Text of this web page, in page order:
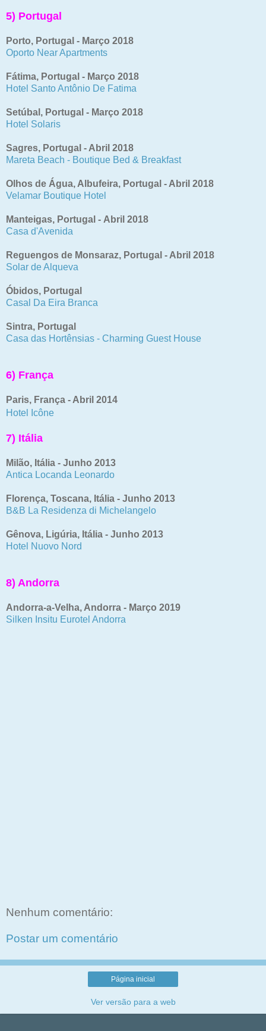
5) Portugal
Porto, Portugal - Março 2018
Oporto Near Apartments
Fátima, Portugal - Março 2018
Hotel Santo Antônio De Fatima
Setúbal, Portugal - Março 2018
Hotel Solaris
Sagres, Portugal - Abril 2018
Mareta Beach - Boutique Bed & Breakfast
Olhos de Água, Albufeira, Portugal - Abril 2018
Velamar Boutique Hotel
Manteigas, Portugal - Abril 2018
Casa d'Avenida
Reguengos de Monsaraz, Portugal - Abril 2018
Solar de Alqueva
Óbidos, Portugal
Casal Da Eira Branca
Sintra, Portugal
Casa das Hortênsias - Charming Guest House
6) França
Paris, França - Abril 2014
Hotel Icône
7) Itália
Milão, Itália - Junho 2013
Antica Locanda Leonardo
Florença, Toscana, Itália - Junho 2013
B&B La Residenza di Michelangelo
Gênova, Ligúria, Itália - Junho 2013
Hotel Nuovo Nord
8) Andorra
Andorra-a-Velha, Andorra - Março 2019
Silken Insitu Eurotel Andorra
Nenhum comentário:
Postar um comentário
Página inicial
Ver versão para a web